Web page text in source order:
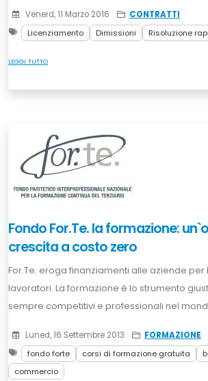
Venerd, 11 Marzo 2016
CONTRATTI
Licenziamento
Dimissioni Risoluzione
LEGGI TUTTO
Fondo For.Te. la formazione:
crescita a costo zero
For.Te. eroga finanziamenti alle aziende
lavoratori. La formazione è lo strumento
sempre competitivi e professionali nel
Luned, 16 Settembre 2013
FORMAZIONE
fondo forte
corsi di formazione gratuita
commercio